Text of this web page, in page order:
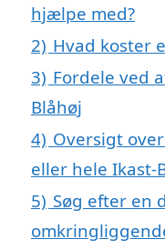
hjælpe med?
2) Hvad koster
3) Fordele ved
Blåhøj
4) Oversigt
eller hele Ikast-
5) Søg efter en